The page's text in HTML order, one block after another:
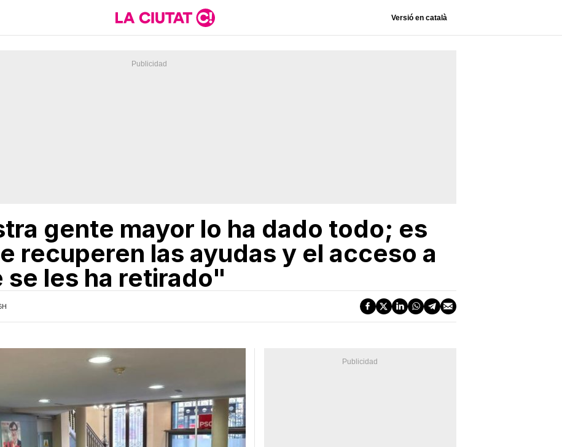
Versió en català
gente mayor lo ha dado todo; es
recuperen las ayudas y el acceso a
les ha retirado"